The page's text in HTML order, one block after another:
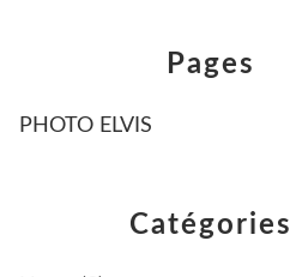
Catégories
Pages
PHOTO ELVIS